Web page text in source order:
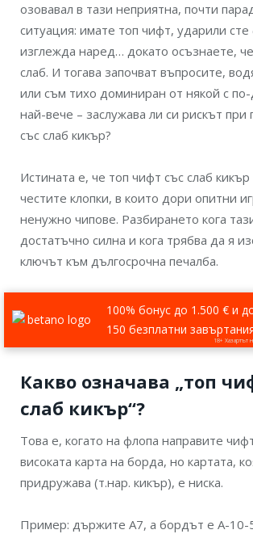
озовавал в тази неприятна, почти
ситуация: имате топ чифт, ударили сте
изглежда наред… докато осъзнаете,
слаб. И тогава започват въпросите,
или съм тихо доминиран от някой с
най-вече – заслужава ли си рискът при
със слаб кикър?
Истината е, че топ чифт със слаб
честите клопки, в които дори опитни
ненужно чипове. Разбирането кога
достатъчно силна и кога трябва да я
ключът към дългосрочна печалба.
100% бонус до 1.500 € и
150 безплатни
18+ Хазартът
Какво означава „топ
слаб кикър“?
Това е, когато на флопа направите
високата карта на борда, но картата,
придружава (т.нар. кикър), е ниска.
Пример: държите A7, а бордът е A-10-